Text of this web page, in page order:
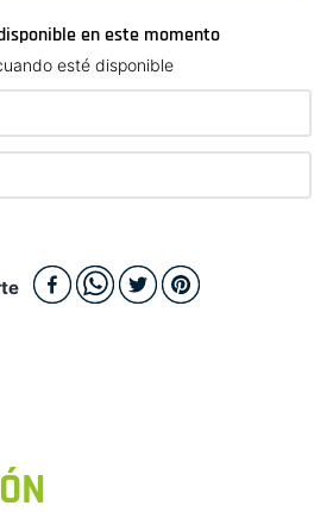
en este momento
esté disponible